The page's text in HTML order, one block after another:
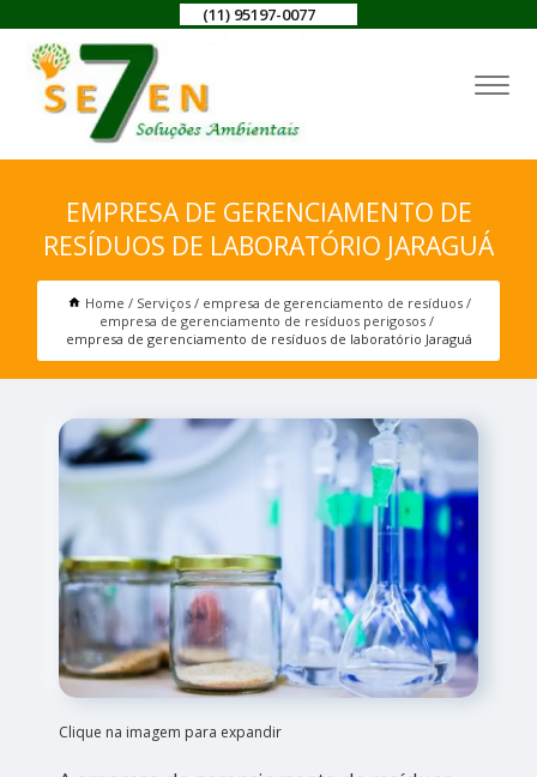
(11) 95197-0077
EMPRESA DE GERENCIAMENTO DE
RESÍDUOS DE LABORATÓRIO JARAGUÁ
Home Serviços
empresa de gerenciamento de resíduos
empresa de gerenciamento de resíduos perigosos
empresa de gerenciamento de resíduos de laboratório Jaraguá
Clique na imagem para expandir